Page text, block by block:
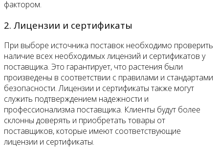
фактором.
2. Лицензии и сертификаты
При выборе источника поставок необходимо проверить
наличие всех необходимых лицензий и сертификатов у
поставщика. Это гарантирует, что растения были
произведены в соответствии с правилами и стандартами
безопасности. Лицензии и сертификаты также могут
служить подтверждением надежности и
профессионализма поставщика. Клиенты будут более
склонны доверять и приобретать товары от
поставщиков, которые имеют соответствующие
лицензии и сертификаты.